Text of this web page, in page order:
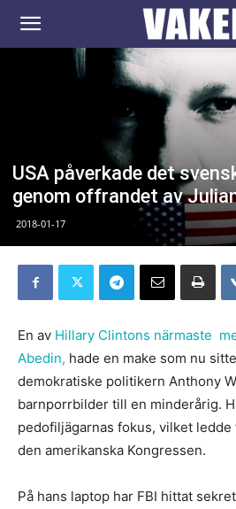
VAKEN.se
USA påverkade det
genom offrandet av
2018-01-17
En av Hillary Clintons närmaste
Abedin, hade en make som nu
demokratiske politikern Anthony
barnporrbilder till en minderårig.
pedofiljägarnas fokus, vilket
den amerikanska Kongressen.
På hans laptop har FBI hittat